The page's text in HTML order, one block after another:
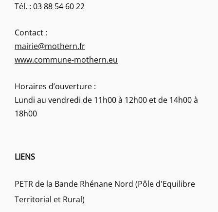
Tél. : 03 88 54 60 22
Contact :
mairie@mothern.fr
www.commune-mothern.eu
Horaires d’ouverture :
Lundi au vendredi de 11h00 à 12h00 et de 14h00 à
18h00
LIENS
PETR de la Bande Rhénane Nord (Pôle d'Equilibre
Territorial et Rural)